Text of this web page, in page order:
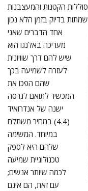
אחד הדברים שאני
מעריכה באלנגו הוא
שיש להם דרך שוויונית
לעזרה לשמיעה בכך
שהם הפכו את
המכשיר לתואם לגרסה
ישנה של אנדרואיד
(4.4) במחיר משתלם
במיוחד. המשימה
שלהם היא לספק
טכנולוגיית שמיעה
לכמה שיותר אנשים;
עם זאת, הם אינם
מונעים רק מכסף – יש
אלמנט אלטרואיסטי